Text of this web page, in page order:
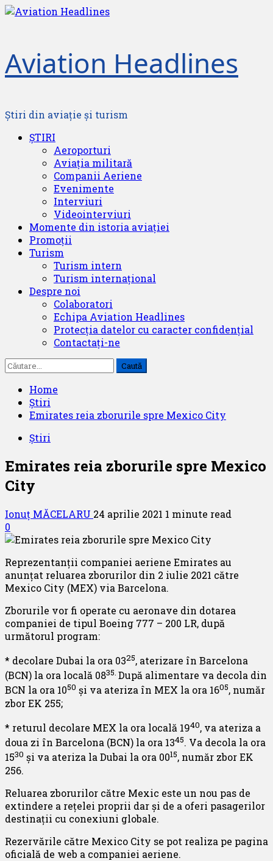
Skip
Aviation Headlines
Știri din aviație și turism
Primary
ȘTIRI
Aeroporturi
Aviația militară
Companii Aeriene
Evenimente
Interviuri
Videointerviuri
Momente din istoria aviației
Promoții
Turism
Turism intern
Turism internațional
Despre noi
Colaboratori
Echipa Aviation Headlines
Protecția datelor cu caracter confidențial
Contactați-ne
Caută
după:
Home
Știri
Emirates reia zborurile spre Mexico City
Știri
Emirates reia zborurile spre Mexico
City
Ionuț MĂCELARU 24 aprilie 2021 1 minute read
0
Reprezentanții companiei aeriene Emirates au
anunțat reluarea zborurilor din 2 iulie 2021 către
Mexico City (MEX) via Barcelona.
Zborurile vor fi operate cu aeronave din dotarea
companiei de tipul Boeing 777 – 200 LR, după
următorul program:
* decolare Dubai la ora 0325, aterizare în Barcelona
(BCN) la ora locală 0835. După alimentare va decola din
BCN la ora 1050 și va ateriza în MEX la ora 1605, număr
zbor EK 255;
* returul decolare MEX la ora locală 1940, va ateriza a
doua zi în Barcelona (BCN) la ora 1345. Va decola la ora
1530 și va ateriza la Dubai la ora 0015, număr zbor EK
256.
Reluarea zborurilor către Mexic este un nou pas de
extindere a rețelei proprii dar și de a oferi pasagerilor
destinații cu conexiuni globale.
Rezervările către Mexico City se pot realiza pe pagina
oficială de web a companiei aeriene.